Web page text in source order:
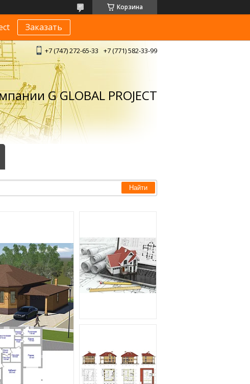
Корзина
Заказать
+7 (747) 272-65-33 +7 (771) 582-33-99
G GLOBAL PROJECT
Найти